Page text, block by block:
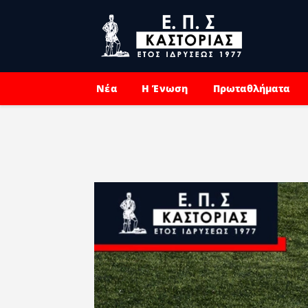
Νέα Η Ένωση Πρωταθλήματα